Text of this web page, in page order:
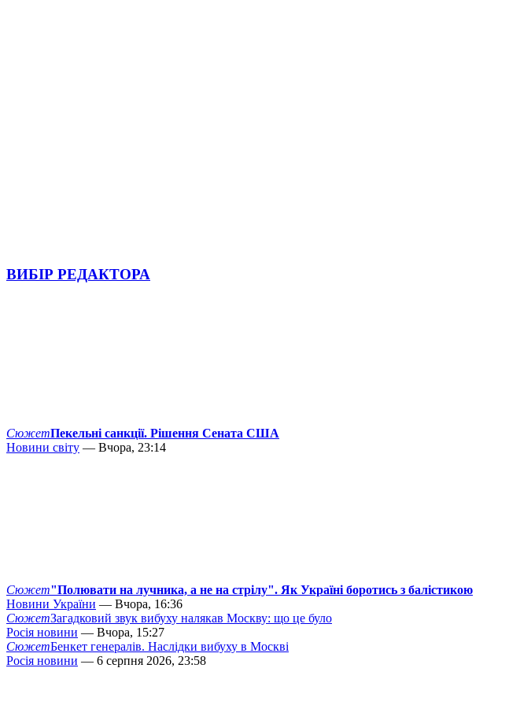
ВИБІР РЕДАКТОРА
СюжетПекельні санкції. Рішення Сената США
Новини світу — Вчора, 23:14
Сюжет"Полювати на лучника, а не на стрілу". Як Україні боротись з балістикою
Новини України — Вчора, 16:36
СюжетЗагадковий звук вибуху налякав Москву: що це було
Росія новини — Вчора, 15:27
СюжетБенкет генералів. Наслідки вибуху в Москві
Росія новини — 6 серпня 2026, 23:58